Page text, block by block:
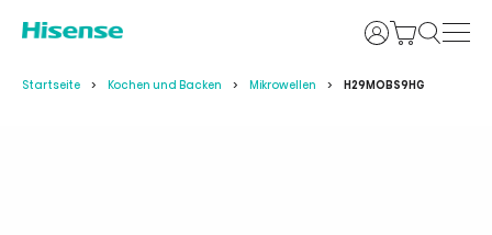
Anmelden
Startseite Kochen und Backen Mikrowellen H29MOBS9HG